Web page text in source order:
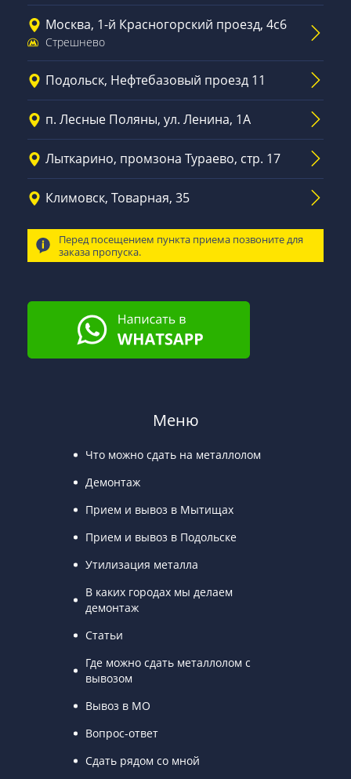
Москва, 1-й Красногорский проезд, 4с6
Стрешнево
Подольск, Нефтебазовый проезд 11
п. Лесные Поляны, ул. Ленина, 1А
Лыткарино, промзона Тураево, стр. 17
Климовск, Товарная, 35
Перед посещением пункта приема позвоните для
заказа пропуска.
Меню
Что можно сдать на металлолом
Демонтаж
Прием и вывоз в Мытищах
Прием и вывоз в Подольске
Утилизация металла
В каких городах мы делаем
демонтаж
Статьи
Где можно сдать металлолом с
вывозом
Вывоз в МО
Вопрос-ответ
Сдать рядом со мной